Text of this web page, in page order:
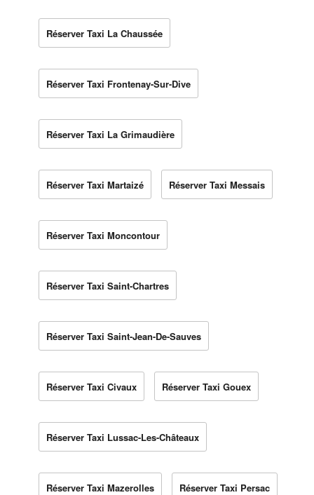
Réserver Taxi La Chaussée
Réserver Taxi Frontenay-Sur-Dive
Réserver Taxi La Grimaudière
Réserver Taxi Martaizé Réserver Taxi Messais
Réserver Taxi Moncontour
Réserver Taxi Saint-Chartres
Réserver Taxi Saint-Jean-De-Sauves
Réserver Taxi Civaux Réserver Taxi Gouex
Réserver Taxi Lussac-Les-Châteaux
Réserver Taxi Mazerolles Réserver Taxi Persac